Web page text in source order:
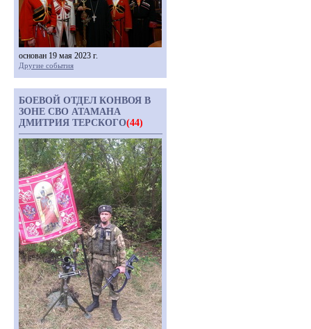
основан 19 мая 2023 г.
Другие события
БОЕВОЙ ОТДЕЛ КОНВОЯ В
ЗОНЕ СВО АТАМАНА
ДМИТРИЯ ТЕРСКОГО(44)